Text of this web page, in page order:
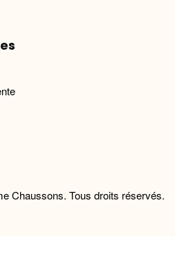
Chaussons. Tous droits réservés.